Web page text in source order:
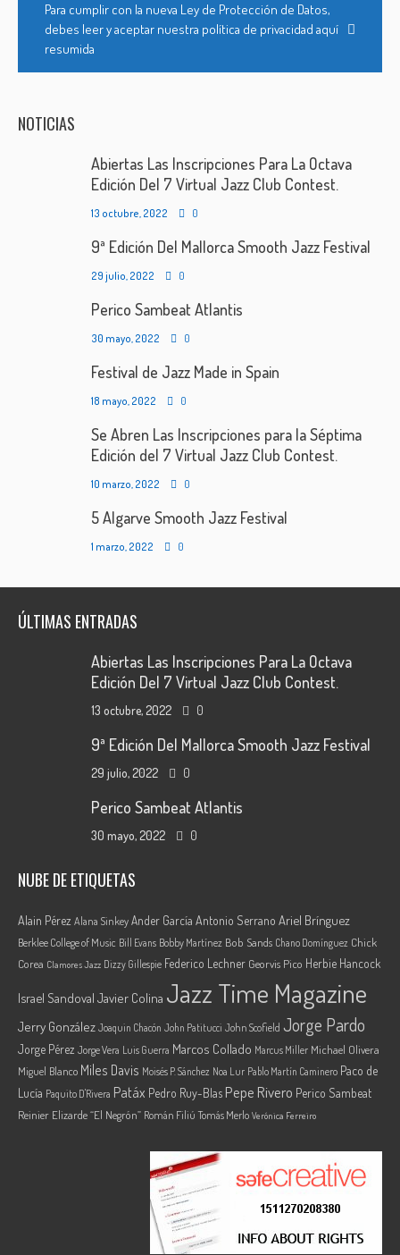
Para cumplir con la nueva Ley de Protección de Datos,
debes leer y aceptar nuestra política de privacidad aquí
resumida
NOTICIAS
Abiertas Las Inscripciones Para La Octava
Edición Del 7 Virtual Jazz Club Contest.
13 octubre, 2022 0
9ª Edición Del Mallorca Smooth Jazz Festival
29 julio, 2022 0
Perico Sambeat Atlantis
30 mayo, 2022 0
Festival de Jazz Made in Spain
18 mayo, 2022 0
Se Abren Las Inscripciones para la Séptima
Edición del 7 Virtual Jazz Club Contest.
10 marzo, 2022 0
5 Algarve Smooth Jazz Festival
1 marzo, 2022 0
ÚLTIMAS ENTRADAS
Abiertas Las Inscripciones Para La Octava
Edición Del 7 Virtual Jazz Club Contest.
13 octubre, 2022 0
9ª Edición Del Mallorca Smooth Jazz Festival
29 julio, 2022 0
Perico Sambeat Atlantis
30 mayo, 2022 0
NUBE DE ETIQUETAS
Alain Pérez Alana SinkeyAnder García Antonio Serrano Ariel Brínguez
Berklee College of Music Bill Evans Bobby Martínez Bob Sands Chano Domínguez Chick
Corea Clamores Jazz Dizzy Gillespie Federico Lechner Georvis Pico Herbie Hancock
Israel Sandoval Javier Colina Jazz Time Magazine
Jerry González Joaquin Chacón John Patitucci John Scofield Jorge Pardo
Jorge Pérez Jorge Vera Luis Guerra Marcos Collado Marcus Miller Michael Olivera
Miguel Blanco Miles Davis Moisés P. Sánchez Noa Lur Pablo Martín Caminero Paco de
Lucía Paquito D'Rivera Patáx Pedro Ruy-Blas Pepe Rivero Perico Sambeat
Reinier Elizarde “El Negrón” Román Filiú Tomás Merlo Verónica Ferreiro